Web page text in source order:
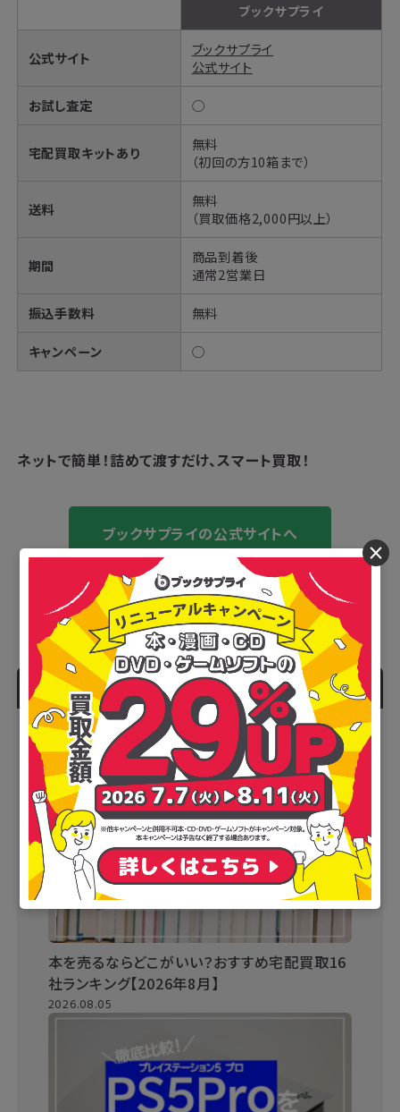
ブックサプライ
公式サイト
ブックサプライ
公式サイト
お試し査定 ◯
宅配買取キットあり
無料
（初回の方10箱まで）
送料
無料
（買取価格2,000円以上）
期間
商品到着後
通常2営業日
振込手数料 無料
キャンペーン ◯
ネットで簡単！詰めて渡すだけ、スマート買取！
ブックサプライの公式サイトへ
人気記事
本を売るならどこがいい？おすすめ宅配買取16
社ランキング【2026年8月】
2026.08.05
×